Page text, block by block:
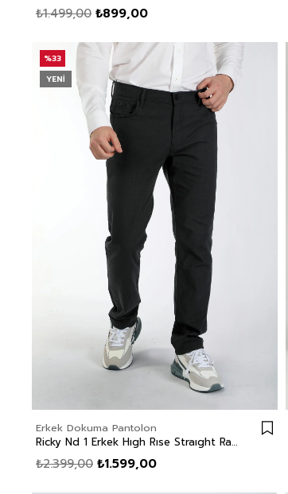
₺899,00
₺1.499,00
Erkek Dokuma Pantolon
Ricky Nd 1 Erkek Hıgh Rıse Straıght Rahat Kesim Yüksek Bel Dokuma Pantolon Düz Paça Mavi
₺1.599,00
₺2.399,00
%33
YENI